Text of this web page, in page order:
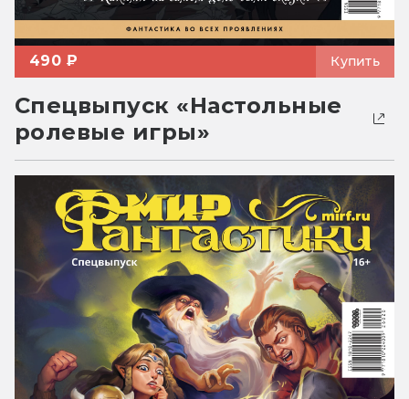
490 ₽ Купить
Спецвыпуск «Настольные
ролевые игры»